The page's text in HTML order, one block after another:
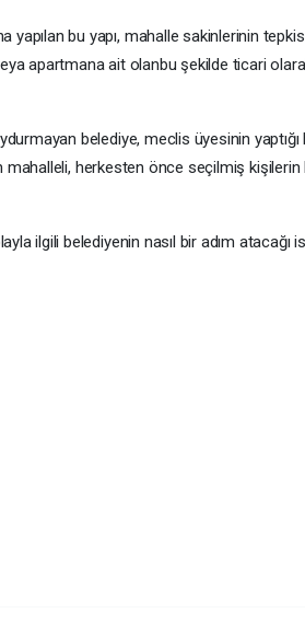
yapılan bu yapı, mahalle sakinlerinin
apartmana ait olanbu şekilde ticari
belediye, meclis üyesinin
mahalleli, herkesten önce seçilmiş
ilgili belediyenin nasıl bir adım atacağı